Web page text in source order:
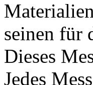
seinen für
Dieses
Jedes